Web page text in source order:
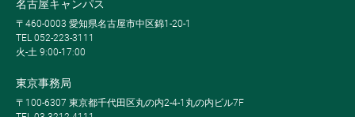
名古屋キャンパス
〒460-0003 愛知県名古屋市中区錦1-20-1
TEL 052-223-3111
火-土 9:00-17:00
東京事務局
〒100-6307 東京都千代田区丸の内2-4-1丸の内ビル7F